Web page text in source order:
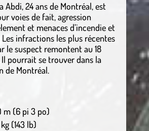
Abdi, 24 ans de Montréal, est
voies de fait, agression
et menaces d’incendie et
Les infractions les plus récentes
le suspect remontent au 18
pourrait se trouver dans la
de Montréal.
m (6 pi 3 po)
(143 lb)